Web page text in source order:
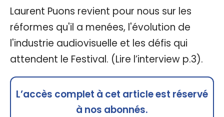
Laurent Puons revient pour nous sur les
réformes qu'il a menées, l'évolution de
l'industrie audiovisuelle et les défis qui
attendent le Festival. (Lire l’interview p.3).
L’accès complet à cet article est réservé
à nos abonnés.